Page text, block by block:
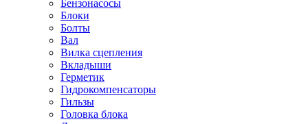
Бензонасосы
Блоки
Болты
Вал
Вилка сцепления
Вкладыши
Герметик
Гидрокомпенсаторы
Гильзы
Головка блока